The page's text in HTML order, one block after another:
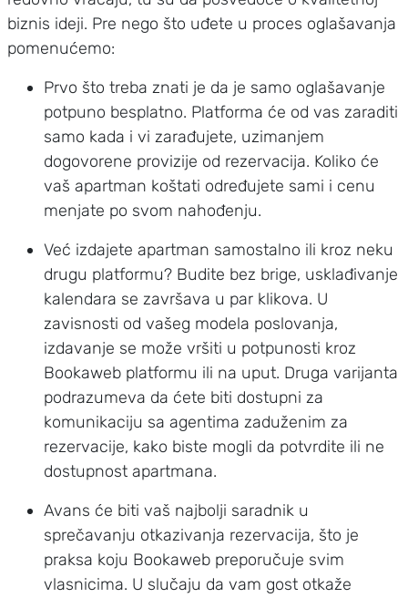
biznis ideji. Pre nego što uđete u proces oglašavanja
pomenućemo:
Prvo što treba znati je da je samo oglašavanje
potpuno besplatno. Platforma će od vas zaraditi
samo kada i vi zarađujete, uzimanjem
dogovorene provizije od rezervacija. Koliko će
vaš apartman koštati određujete sami i cenu
menjate po svom nahođenju.
Već izdajete apartman samostalno ili kroz neku
drugu platformu? Budite bez brige, usklađivanje
kalendara se završava u par klikova. U
zavisnosti od vašeg modela poslovanja,
izdavanje se može vršiti u potpunosti kroz
Bookaweb platformu ili na uput. Druga varijanta
podrazumeva da ćete biti dostupni za
komunikaciju sa agentima zaduženim za
rezervacije, kako biste mogli da potvrdite ili ne
dostupnost apartmana.
Avans će biti vaš najbolji saradnik u
sprečavanju otkazivanja rezervacija, što je
praksa koju Bookaweb preporučuje svim
vlasnicima. U slučaju da vam gost otkaže